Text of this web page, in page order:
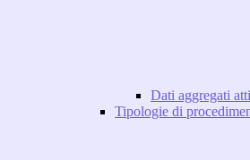
Dati aggregati
Tipologie di